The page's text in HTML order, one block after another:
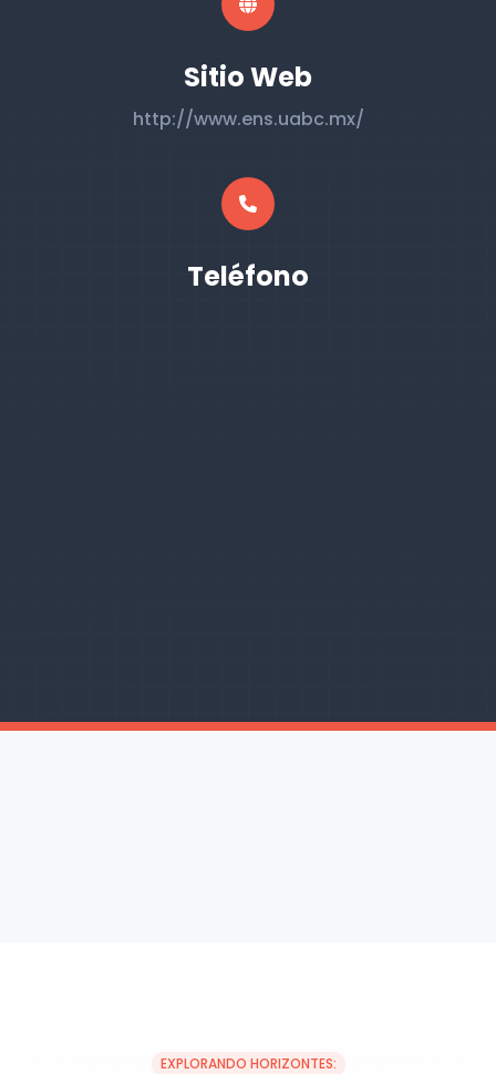
Sitio Web
http://www.ens.uabc.mx/
Teléfono
EXPLORANDO HORIZONTES: